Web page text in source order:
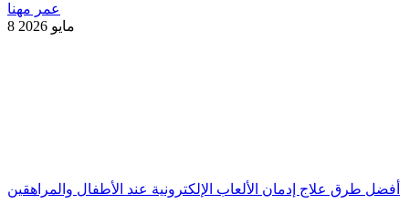
عمر مهنا
8 مايو 2026
أفضل طرق علاج إدمان الألعاب الإلكترونية عند الأطفال والمراهقين